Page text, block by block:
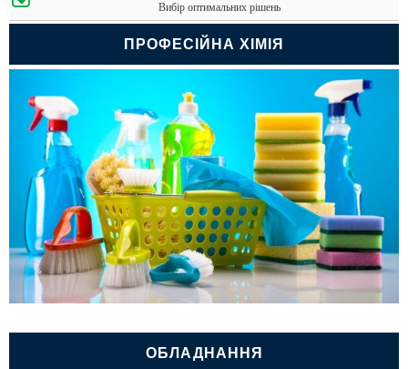
Вибір оптимальних рішень
ПРОФЕСIЙНА ХIМIЯ
ОБЛАДНАННЯ